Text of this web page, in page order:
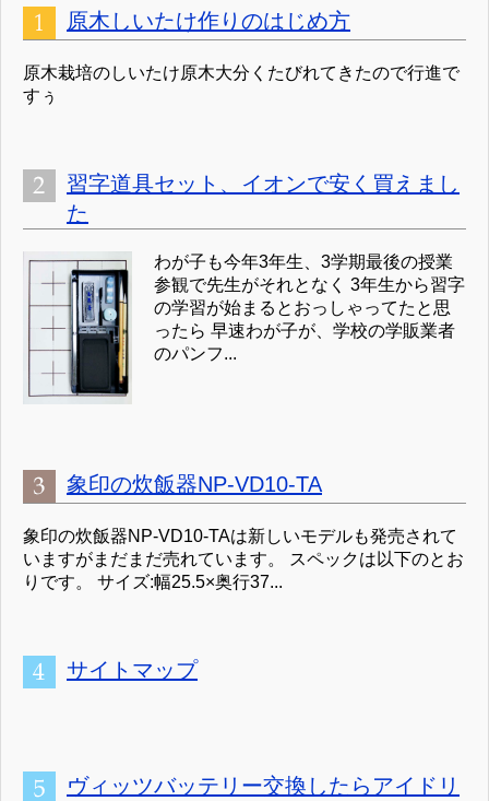
原木しいたけ作りのはじめ方
原木栽培のしいたけ原木大分くたびれてきたので行進で
すぅ
習字道具セット、イオンで安く買えまし
た
わが子も今年3年生、3学期最後の授業
参観で先生がそれとなく 3年生から習字
の学習が始まるとおっしゃってたと思
ったら 早速わが子が、学校の学販業者
のパンフ...
象印の炊飯器NP-VD10-TA
象印の炊飯器NP-VD10-TAは新しいモデルも発売されて
いますがまだまだ売れています。 スペックは以下のとお
りです。 サイズ:幅25.5×奥行37...
サイトマップ
ヴィッツバッテリー交換したらアイドリ